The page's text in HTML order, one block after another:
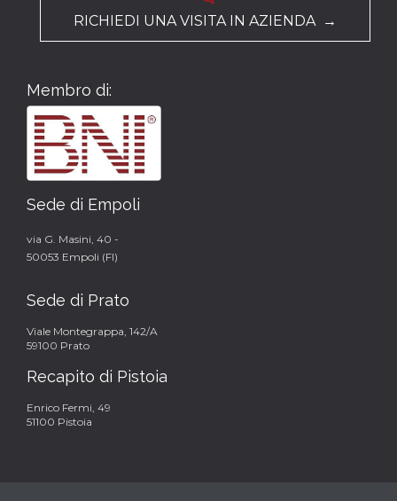
RICHIEDI UNA VISITA IN AZIENDA →
Membro di:
Sede di Empoli
via G. Masini, 40 -
50053 Empoli (FI)
Sede di Prato
Viale Montegrappa, 142/A
59100 Prato
Recapito di Pistoia
Enrico Fermi, 49
51100 Pistoia